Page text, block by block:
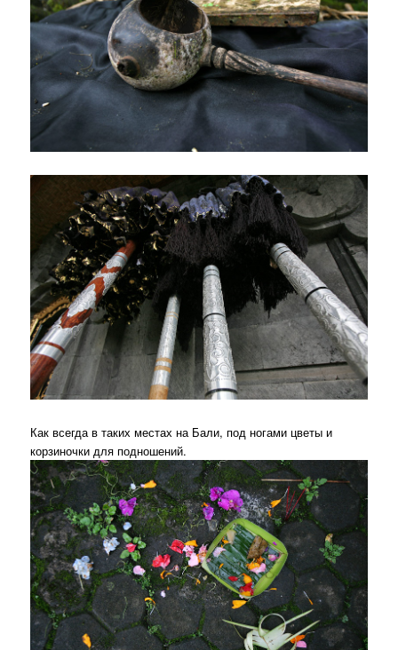
Как всегда в таких местах на Бали, под ногами цветы и
корзиночки для подношений.